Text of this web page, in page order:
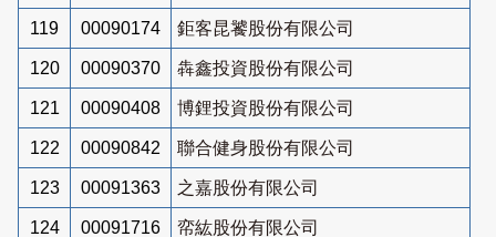
119 00090174 鉅客昆饕股份有限公司
120 00090370 犇鑫投資股份有限公司
121 00090408 博鋰投資股份有限公司
122 00090842 聯合健身股份有限公司
123 00091363 之嘉股份有限公司
124 00091716 帟紘股份有限公司